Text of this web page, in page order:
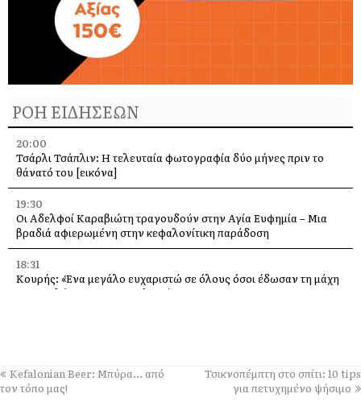
ΡΟΗ ΕΙΔΗΣΕΩΝ
20:00
Τσάρλι Τσάπλιν: Η τελευταία φωτογραφία δύο μήνες πριν το
θάνατό του [εικόνα]
19:30
Οι Αδελφοί Καραβιώτη τραγουδούν στην Αγία Ευφημία – Μια
βραδιά αφιερωμένη στην κεφαλονίτικη παράδοση
18:31
Κουρής: «Ένα μεγάλο ευχαριστώ σε όλους όσοι έδωσαν τη μάχη
με τις φλόγες στην Κεφαλονιά»
18:00
Η Χορωδία και Μαντολινάτα Αργοστολίου τραγουδά στο
Kefalonian Beer: Μπύρα… από
τον τόπο μας!
Τσικνοπέμπτη στο σπίτι: 10 tips
για πετυχημένο ψήσιμο